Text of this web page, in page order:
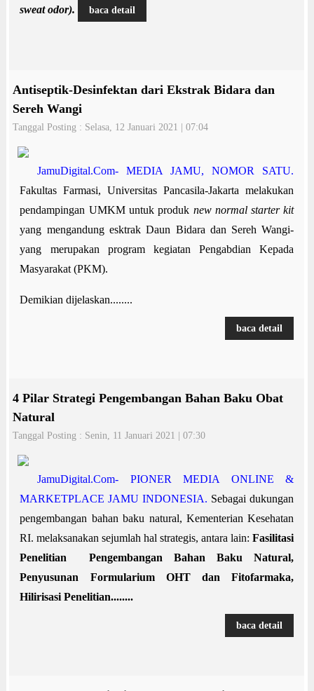
sweat odor).
baca detail
Antiseptik-Desinfektan dari Ekstrak Bidara dan
Sereh Wangi
Tanggal Posting : Selasa, 12 Januari 2021 | 07:04
JamuDigital.Com- MEDIA JAMU, NOMOR SATU.
Fakultas Farmasi, Universitas Pancasila-Jakarta melakukan
pendampingan UMKM untuk produk new normal starter kit
yang mengandung esktrak Daun Bidara dan Sereh Wangi-
yang merupakan program kegiatan Pengabdian Kepada
Masyarakat (PKM).
Demikian dijelaskan........
baca detail
4 Pilar Strategi Pengembangan Bahan Baku Obat
Natural
Tanggal Posting : Senin, 11 Januari 2021 | 07:30
JamuDigital.Com- PIONER MEDIA ONLINE &
MARKETPLACE JAMU INDONESIA. Sebagai dukungan
pengembangan bahan baku natural, Kementerian Kesehatan
RI. melaksanakan sejumlah hal strategis, antara lain:Fasilitasi
Penelitian Pengembangan Bahan Baku Natural,
Penyusunan Formularium OHT dan Fitofarmaka,
Hilirisasi Penelitian........
baca detail